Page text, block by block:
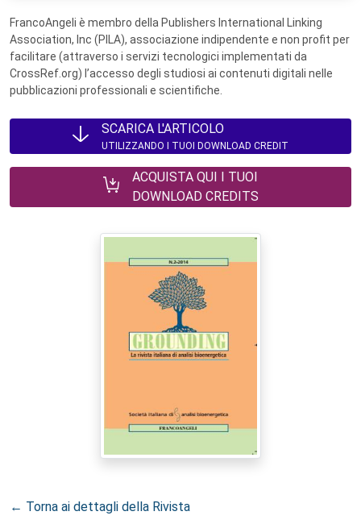
FrancoAngeli è membro della Publishers International Linking
Association, Inc (PILA), associazione indipendente e non profit per
facilitare (attraverso i servizi tecnologici implementati da
CrossRef.org) l’accesso degli studiosi ai contenuti digitali nelle
pubblicazioni professionali e scientifiche.
SCARICA L'ARTICOLO
UTILIZZANDO I TUOI DOWNLOAD CREDIT
ACQUISTA QUI I TUOI
DOWNLOAD CREDITS
← Torna ai dettagli della Rivista